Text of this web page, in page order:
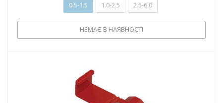
0.5-1.5 1.0-2.5 2.5-6.0
НЕМАЄ В НАЯВНОСТІ